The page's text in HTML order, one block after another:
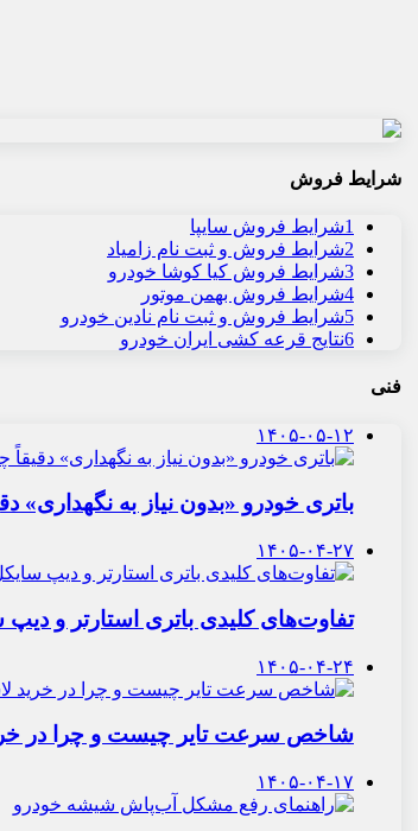
شرایط فروش
1شرایط فروش سایپا
2شرایط فروش و ثبت نام زامیاد
3شرایط فروش کیا کوشا خودرو
4شرایط فروش بهمن موتور
5شرایط فروش و ثبت نام نادین خودرو
6نتایج قرعه کشی ایران خودرو
فنی
۱۴۰۵-۰۵-۱۲
باتری خودرو «بدون نیاز به نگهداری»
۱۴۰۵-۰۴-۲۷
تفاوت‌های کلیدی باتری استارتر و
۱۴۰۵-۰۴-۲۴
شاخص سرعت تایر چیست و چرا در
۱۴۰۵-۰۴-۱۷